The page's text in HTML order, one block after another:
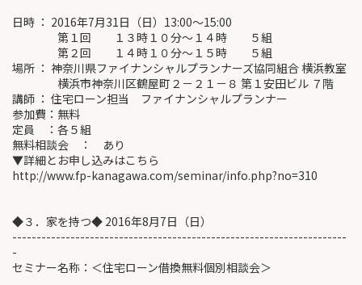
日時 ： 2016年7月31日（日）13:00～15:00
第１回 １３時１０分～１４時 ５組
第２回 １４時１０分～１５時 ５組
場所 ： 神奈川県ファイナンシャルプランナーズ協同組合 横浜教室
横浜市神奈川区鶴屋町２－２１－８ 第１安田ビル ７階
講師 ： 住宅ローン担当 ファイナンシャルプランナー
参加費：無料
定員 ：各５組
無料相談会 ： あり
▼詳細とお申し込みはこちら
http://www.fp-kanagawa.com/seminar/info.php?no=310
◆３．家を持つ◆ 2016年8月7日（日）
---------------------------------------------------------------------
-
セミナー名称：＜住宅ローン借換無料個別相談会＞